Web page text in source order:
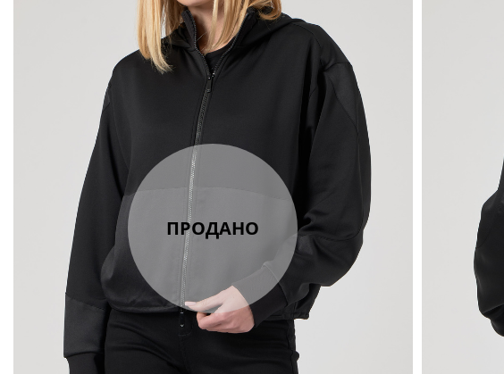
ПРОДАНО